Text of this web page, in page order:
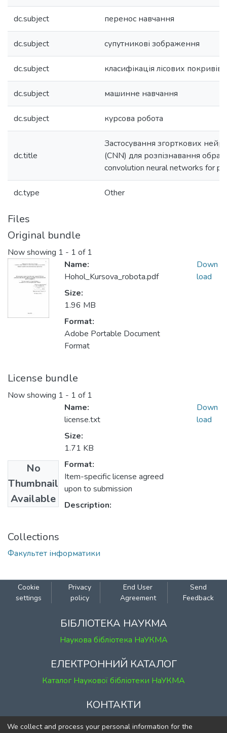
dc.subject перенос навчання
dc.subject супутникові зображення
dc.subject класифікація лісових покривів
dc.subject машинне навчання
dc.subject курсова робота
dc.title
Застосування згорткових
(CNN) для розпізнавання
convolution neural networks for
dc.type Other
Files
Original bundle
Now showing 1 - 1 of 1
Name:
Hohol_Kursova_robota.pdf
Size:
1.96 MB
Format:
Adobe Portable Document
Format
Down
load
License bundle
Now showing 1 - 1 of 1
No
Thumbnail
Available
Name:
license.txt
Size:
1.71 KB
Format:
Item-specific license agreed
upon to submission
Description:
Down
load
Collections
Факультет інформатики
Cookie
settings
Privacy
policy
End User
Agreement
Send
Feedback
БІБЛІОТЕКА НАУКМА
Наукова бібліотека НаУКМА
ЕЛЕКТРОННИЙ КАТАЛОГ
Каталог Наукової бібліотеки НаУКМА
КОНТАКТИ
м. Київ, вул. Григорія Сковороди, 2
We collect and process your personal information for the